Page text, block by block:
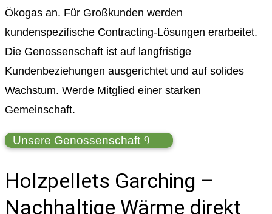
Ökogas an. Für Großkunden werden
kundenspezifische Contracting-Lösungen erarbeitet.
Die Genossenschaft ist auf langfristige
Kundenbeziehungen ausgerichtet und auf solides
Wachstum. Werde Mitglied einer starken
Gemeinschaft.
Unsere Genossenschaft
Holzpellets Garching –
Nachhaltige Wärme direkt